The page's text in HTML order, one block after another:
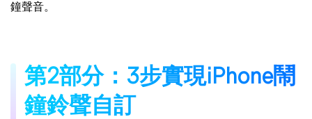
鐘聲音。
第2部分：3步實現iPhone鬧
鐘鈴聲自訂